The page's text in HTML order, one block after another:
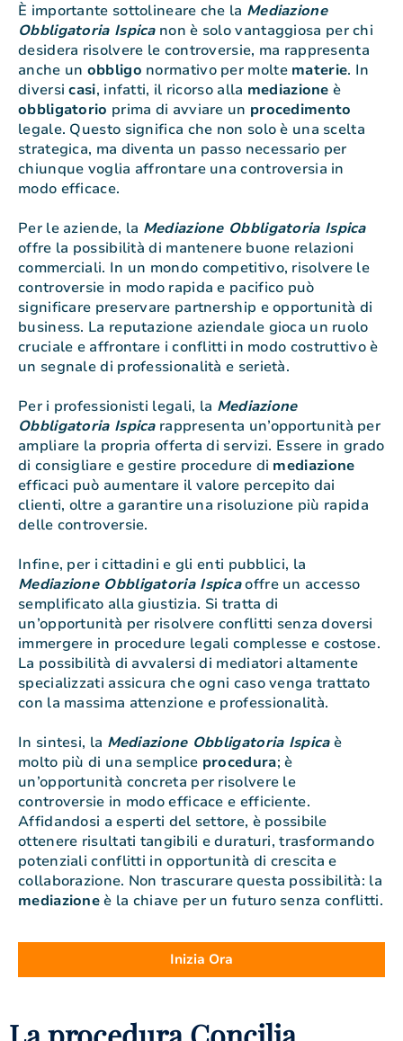
È importante sottolineare che la Mediazione
Obbligatoria Ispicanon è solo vantaggiosa per chi
desidera risolvere le controversie, ma rappresenta
anche un obbligo normativo per molte materie. In
diversicasi, infatti, il ricorso alla mediazione è
obbligatorio prima di avviare un procedimento
legale. Questo significa che non solo è una scelta
strategica, ma diventa un passo necessario per
chiunque voglia affrontare una controversia in
modo efficace.
Per le aziende, la Mediazione Obbligatoria Ispica
offre la possibilità di mantenere buone relazioni
commerciali. In un mondo competitivo, risolvere le
controversie in modo rapida e pacifico può
significare preservare partnership e opportunità di
business. La reputazione aziendale gioca un ruolo
cruciale e affrontare i conflitti in modo costruttivo è
un segnale di professionalità e serietà.
Per i professionisti legali, la Mediazione
Obbligatoria Ispicarappresenta un’opportunità per
ampliare la propria offerta di servizi. Essere in grado
di consigliare e gestire procedure di mediazione
efficaci può aumentare il valore percepito dai
clienti, oltre a garantire una risoluzione più rapida
delle controversie.
Infine, per i cittadini e gli enti pubblici, la
Mediazione Obbligatoria Ispicaoffre un accesso
semplificato alla giustizia. Si tratta di
un’opportunità per risolvere conflitti senza doversi
immergere in procedure legali complesse e costose.
La possibilità di avvalersi di mediatori altamente
specializzati assicura che ogni caso venga trattato
con la massima attenzione e professionalità.
In sintesi, la Mediazione Obbligatoria Ispicaè
molto più di una semplice procedura; è
un’opportunità concreta per risolvere le
controversie in modo efficace e efficiente.
Affidandosi a esperti del settore, è possibile
ottenere risultati tangibili e duraturi, trasformando
potenziali conflitti in opportunità di crescita e
collaborazione. Non trascurare questa possibilità: la
mediazioneè la chiave per un futuro senza conflitti.
Inizia Ora